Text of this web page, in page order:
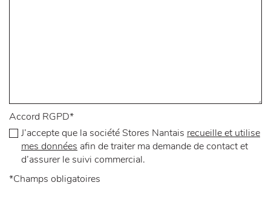
Accord RGPD*
J’accepte que la société Stores Nantais recueille et utilise
mes données afin de traiter ma demande de contact et
d’assurer le suivi commercial.
*Champs obligatoires